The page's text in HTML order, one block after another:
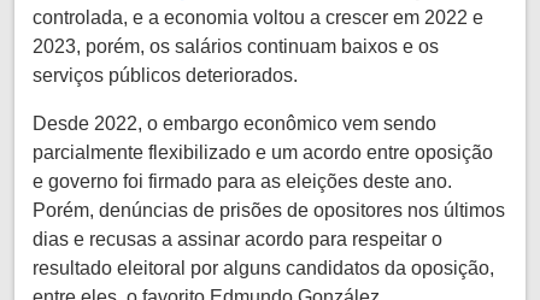
controlada, e a economia voltou a crescer em 2022 e
2023, porém, os salários continuam baixos e os
serviços públicos deteriorados.
Desde 2022, o embargo econômico vem sendo
parcialmente flexibilizado e um acordo entre oposição
e governo foi firmado para as eleições deste ano.
Porém, denúncias de prisões de opositores nos últimos
dias e recusas a assinar acordo para respeitar o
resultado eleitoral por alguns candidatos da oposição,